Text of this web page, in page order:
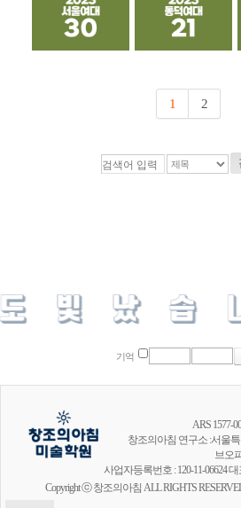
1 2
기억
ARS 1577-
창조의아침 연구소 :서울
브오
사업자등록번호 : 120-11-06624
Copyright ⓒ 창조의아침 ALL RIGHTS